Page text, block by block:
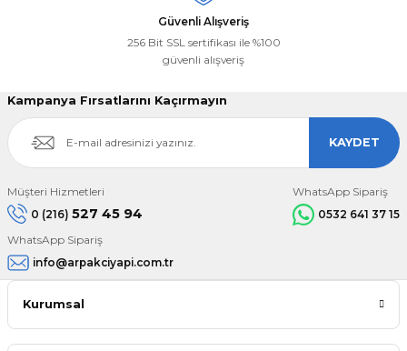
Güvenli Alışveriş
256 Bit SSL sertifikası ile %100
güvenli alışveriş
Kampanya Fırsatlarını Kaçırmayın
KAYDET
Müşteri Hizmetleri
0 (216) 527 45 94
WhatsApp Sipariş
0532 641 37 15
WhatsApp Sipariş
info@arpakciyapi.com.tr
Kurumsal